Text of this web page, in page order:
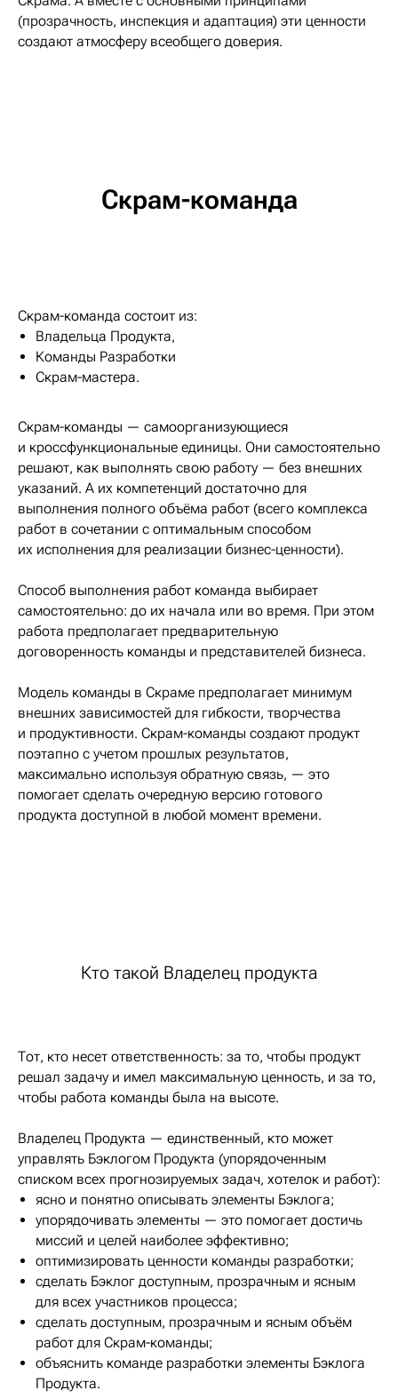
(прозрачность, инспекция и адаптация) эти ценности
создают атмосферу всеобщего доверия.
Скрам-команда
Скрам-команда состоит из:
Владельца Продукта,
Команды Разработки
Скрам-мастера.
Скрам-команды — самоорганизующиеся
и кроссфункциональные единицы. Они самостоятельно
решают, как выполнять свою работу — без внешних
указаний. А их компетенций достаточно для
выполнения полного объёма работ (всего комплекса
работ в сочетании с оптимальным способом
их исполнения для реализации бизнес-ценности).
Способ выполнения работ команда выбирает
самостоятельно: до их начала или во время. При этом
работа предполагает предварительную
договоренность команды и представителей бизнеса.
Модель команды в Скраме предполагает минимум
внешних зависимостей для гибкости, творчества
и продуктивности. Скрам-команды создают продукт
поэтапно с учетом прошлых результатов,
максимально используя обратную связь, — это
помогает сделать очередную версию готового
продукта доступной в любой момент времени.
Кто такой Владелец продукта
Тот, кто несет ответственность: за то, чтобы продукт
решал задачу и имел максимальную ценность, и за то,
чтобы работа команды была на высоте.
Владелец Продукта — единственный, кто может
управлять Бэклогом Продукта (упорядоченным
списком всех прогнозируемых задач, хотелок и работ):
ясно и понятно описывать элементы Бэклога;
упорядочивать элементы — это помогает достичь
миссий и целей наиболее эффективно;
оптимизировать ценности команды разработки;
сделать Бэклог доступным, прозрачным и ясным
для всех участников процесса;
сделать доступным, прозрачным и ясным объём
работ для Скрам-команды;
объяснить команде разработки элементы Бэклога
Продукта.